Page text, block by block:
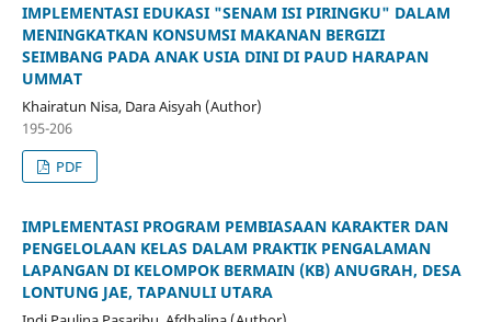
IMPLEMENTASI EDUKASI "SENAM ISI PIRINGKU" DALAM
MENINGKATKAN KONSUMSI MAKANAN BERGIZI
SEIMBANG PADA ANAK USIA DINI DI PAUD HARAPAN
UMMAT
Khairatun Nisa, Dara Aisyah (Author)
195-206
PDF
IMPLEMENTASI PROGRAM PEMBIASAAN KARAKTER DAN
PENGELOLAAN KELAS DALAM PRAKTIK PENGALAMAN
LAPANGAN DI KELOMPOK BERMAIN (KB) ANUGRAH, DESA
LONTUNG JAE, TAPANULI UTARA